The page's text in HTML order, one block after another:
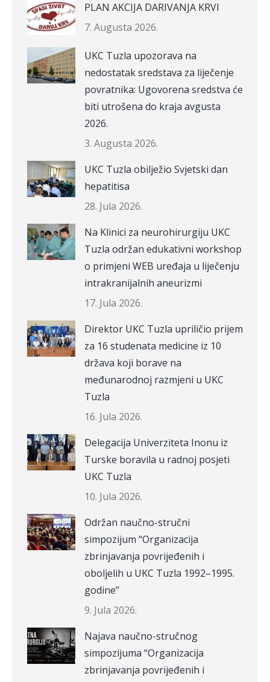
PLAN AKCIJA DARIVANJA KRVI
7. Augusta 2026.
UKC Tuzla upozorava na
nedostatak sredstava za liječenje
povratnika: Ugovorena sredstva će
biti utrošena do kraja avgusta
2026.
3. Augusta 2026.
UKC Tuzla obilježio Svjetski dan
hepatitisa
28. Jula 2026.
Na Klinici za neurohirurgiju UKC
Tuzla održan edukativni workshop
o primjeni WEB uređaja u liječenju
intrakranijalnih aneurizmi
17. Jula 2026.
Direktor UKC Tuzla upriličio prijem
za 16 studenata medicine iz 10
država koji borave na
međunarodnoj razmjeni u UKC
Tuzla
16. Jula 2026.
Delegacija Univerziteta Inonu iz
Turske boravila u radnoj posjeti
UKC Tuzla
10. Jula 2026.
Održan naučno-stručni
simpozijum “Organizacija
zbrinjavanja povrijeđenih i
oboljelih u UKC Tuzla 1992–1995.
godine”
9. Jula 2026.
Najava naučno-stručnog
simpozijuma “Organizacija
zbrinjavanja povrijeđenih i